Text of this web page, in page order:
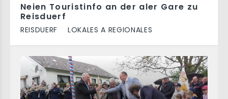
Neien Touristinfo an der aler Gare zu
Reisduerf
REISDUERF LOKALES A REGIONALES